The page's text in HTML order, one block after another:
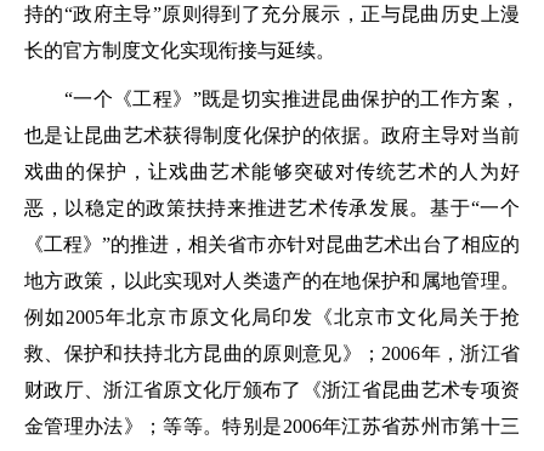
持的“政府主导”原则得到了充分展示，正与昆曲历史上漫
长的官方制度文化实现衔接与延续。
“一个《工程》”既是切实推进昆曲保护的工作方案，
也是让昆曲艺术获得制度化保护的依据。政府主导对当前
戏曲的保护，让戏曲艺术能够突破对传统艺术的人为好
恶，以稳定的政策扶持来推进艺术传承发展。基于“一个
《工程》”的推进，相关省市亦针对昆曲艺术出台了相应的
地方政策，以此实现对人类遗产的在地保护和属地管理。
例如2005年北京市原文化局印发《北京市文化局关于抢
救、保护和扶持北方昆曲的原则意见》；2006年，浙江省
财政厅、浙江省原文化厅颁布了《浙江省昆曲艺术专项资
金管理办法》；等等。特别是2006年江苏省苏州市第十三